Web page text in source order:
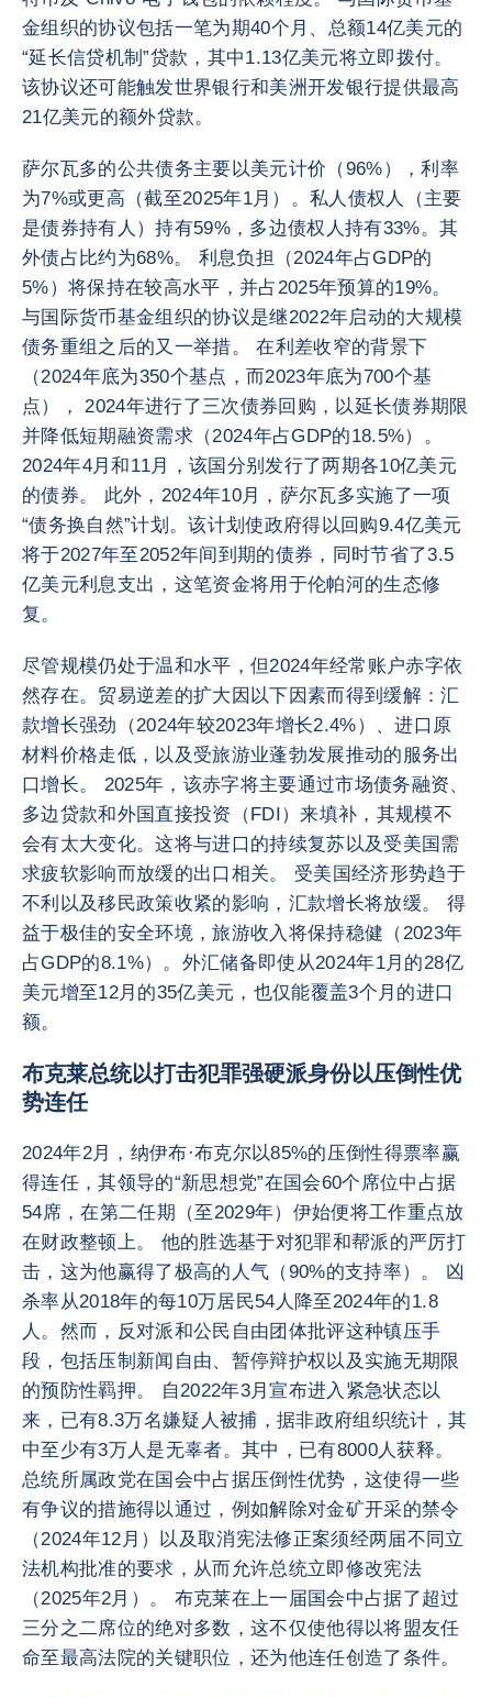
金组织的协议包括一笔为期40个月、总额14亿美元的
“延长信贷机制”贷款，其中1.13亿美元将立即拨付。
该协议还可能触发世界银行和美洲开发银行提供最高
21亿美元的额外贷款。
萨尔瓦多的公共债务主要以美元计价（96%），利率
为7%或更高（截至2025年1月）。私人债权人（主要
是债券持有人）持有59%，多边债权人持有33%。其
外债占比约为68%。 利息负担（2024年占GDP的
5%）将保持在较高水平，并占2025年预算的19%。
与国际货币基金组织的协议是继2022年启动的大规模
债务重组之后的又一举措。 在利差收窄的背景下
（2024年底为350个基点，而2023年底为700个基
点）， 2024年进行了三次债券回购，以延长债券期限
并降低短期融资需求（2024年占GDP的18.5%）。
2024年4月和11月，该国分别发行了两期各10亿美元
的债券。 此外，2024年10月，萨尔瓦多实施了一项
“债务换自然”计划。该计划使政府得以回购9.4亿美元
将于2027年至2052年间到期的债券，同时节省了3.5
亿美元利息支出，这笔资金将用于伦帕河的生态修
复。
尽管规模仍处于温和水平，但2024年经常账户赤字依
然存在。贸易逆差的扩大因以下因素而得到缓解：汇
款增长强劲（2024年较2023年增长2.4%）、进口原
材料价格走低，以及受旅游业蓬勃发展推动的服务出
口增长。 2025年，该赤字将主要通过市场债务融资、
多边贷款和外国直接投资（FDI）来填补，其规模不
会有太大变化。这将与进口的持续复苏以及受美国需
求疲软影响而放缓的出口相关。 受美国经济形势趋于
不利以及移民政策收紧的影响，汇款增长将放缓。 得
益于极佳的安全环境，旅游收入将保持稳健（2023年
占GDP的8.1%）。外汇储备即使从2024年1月的28亿
美元增至12月的35亿美元，也仅能覆盖3个月的进口
额。
布克莱总统以打击犯罪强硬派身份以压倒性优
势连任
2024年2月，纳伊布·布克尔以85%的压倒性得票率赢
得连任，其领导的“新思想党”在国会60个席位中占据
54席，在第二任期（至2029年）伊始便将工作重点放
在财政整顿上。 他的胜选基于对犯罪和帮派的严厉打
击，这为他赢得了极高的人气（90%的支持率）。 凶
杀率从2018年的每10万居民54人降至2024年的1.8
人。然而，反对派和公民自由团体批评这种镇压手
段，包括压制新闻自由、暂停辩护权以及实施无期限
的预防性羁押。 自2022年3月宣布进入紧急状态以
来，已有8.3万名嫌疑人被捕，据非政府组织统计，其
中至少有3万人是无辜者。其中，已有8000人获释。
总统所属政党在国会中占据压倒性优势，这使得一些
有争议的措施得以通过，例如解除对金矿开采的禁令
（2024年12月）以及取消宪法修正案须经两届不同立
法机构批准的要求，从而允许总统立即修改宪法
（2025年2月）。 布克莱在上一届国会中占据了超过
三分之二席位的绝对多数，这不仅使他得以将盟友任
命至最高法院的关键职位，还为他连任创造了条件。